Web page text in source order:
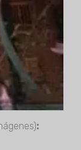
: